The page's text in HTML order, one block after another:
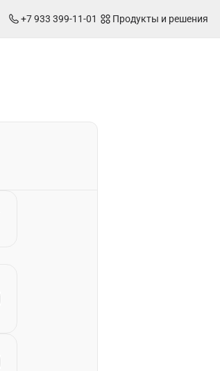
+7 933 399-11-01 Продукты и решения